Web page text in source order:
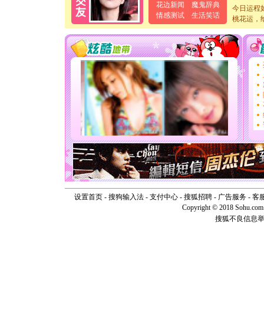
花边新闻
魔鬼辞典
情感测试
生活笑话
泣，这痛
卖了。水
颜！冬去
道一声
[春节]
传
片叶子
送你一
[圣诞节]
你太多
要平安
[圣诞节]
能正大
天都要快
[圣诞节]
如意,快
[元旦]看
断电。爱
你是我专
[元旦]
如
起；二是
离。水晶
今日运程
桃花运，
设置首页- 搜狗输入法- 支付中心- 搜狐招聘- 广告服务- 客
Copyright © 2018
搜狐不良信息